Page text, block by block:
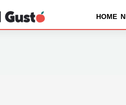
HOME